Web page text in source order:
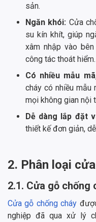
sản.
Ngăn khói: Cửa
su kín khít, giúp
xâm nhập vào
công tác thoát hiểm.
Có nhiều mẫu
cháy có nhiều mẫu
mọi không gian nội
Dễ dàng lắp đặt
thiết kế đơn giản,
2. Phân loại
2.1. Cửa gỗ chống
Cửa gỗ chống cháy
nghiệp đã qua xử lý